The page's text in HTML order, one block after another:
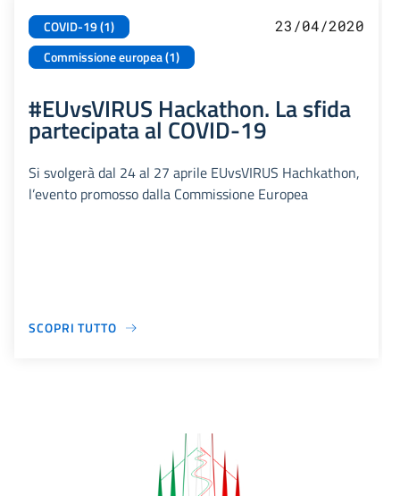
COVID-19 (1)
Commissione europea (1)
23/04/2020
#EUvsVIRUS Hackathon. La sfida
partecipata al COVID-19
Si svolgerà dal 24 al 27 aprile EUvsVIRUS Hachkathon,
l’evento promosso dalla Commissione Europea
SCOPRI TUTTO